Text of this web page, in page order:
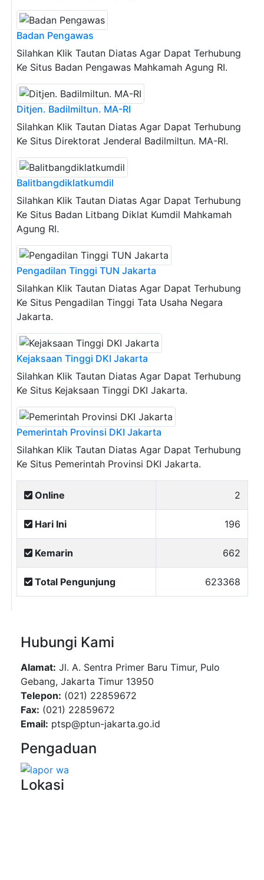
Badan Pengawas
Silahkan Klik Tautan Diatas Agar Dapat Terhubung
Ke Situs Badan Pengawas Mahkamah Agung RI.
Ditjen. Badilmiltun. MA-RI
Silahkan Klik Tautan Diatas Agar Dapat Terhubung
Ke Situs Direktorat Jenderal Badilmiltun. MA-RI.
Balitbangdiklatkumdil
Silahkan Klik Tautan Diatas Agar Dapat Terhubung
Ke Situs Badan Litbang Diklat Kumdil Mahkamah
Agung RI.
Pengadilan Tinggi TUN Jakarta
Silahkan Klik Tautan Diatas Agar Dapat Terhubung
Ke Situs Pengadilan Tinggi Tata Usaha Negara
Jakarta.
Kejaksaan Tinggi DKI Jakarta
Silahkan Klik Tautan Diatas Agar Dapat Terhubung
Ke Situs Kejaksaan Tinggi DKI Jakarta.
Pemerintah Provinsi DKI Jakarta
Silahkan Klik Tautan Diatas Agar Dapat Terhubung
Ke Situs Pemerintah Provinsi DKI Jakarta.
Online 2
Hari Ini 196
Kemarin 662
Total Pengunjung 623368
Hubungi Kami
Alamat: Jl. A. Sentra Primer Baru Timur, Pulo
Gebang, Jakarta Timur 13950
Telepon: (021) 22859672
Fax: (021) 22859672
Email: ptsp@ptun-jakarta.go.id
Pengaduan
Lokasi